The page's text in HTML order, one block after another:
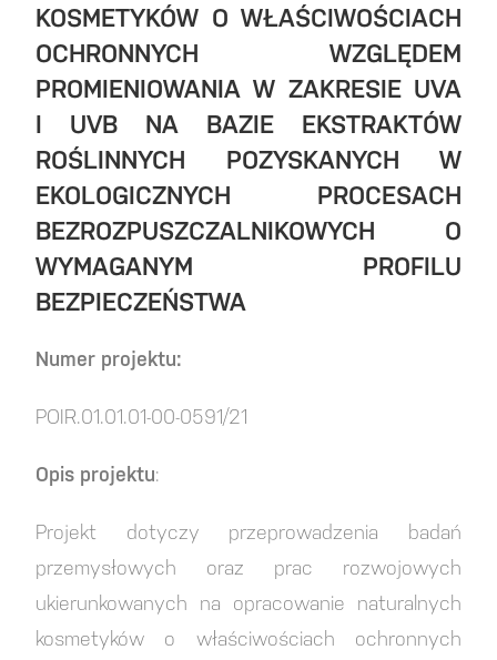
KOSMETYKÓW O WŁAŚCIWOŚCIACH
OCHRONNYCH WZGLĘDEM
PROMIENIOWANIA W ZAKRESIE UVA
I UVB NA BAZIE EKSTRAKTÓW
ROŚLINNYCH POZYSKANYCH W
EKOLOGICZNYCH PROCESACH
BEZROZPUSZCZALNIKOWYCH O
WYMAGANYM PROFILU
BEZPIECZEŃSTWA
Numer projektu:
POIR.01.01.01-00-0591/21
Opis projektu:
Projekt dotyczy przeprowadzenia badań
przemysłowych oraz prac rozwojowych
ukierunkowanych na opracowanie naturalnych
kosmetyków o właściwościach ochronnych